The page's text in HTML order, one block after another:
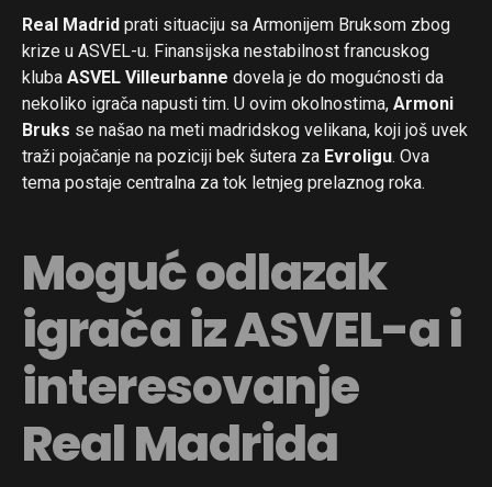
Real Madrid prati situaciju sa Armonijem Bruksom zbog
krize u ASVEL-u. Finansijska nestabilnost francuskog
kluba ASVEL Villeurbanne dovela je do mogućnosti da
nekoliko igrača napusti tim. U ovim okolnostima, Armoni
Bruks se našao na meti madridskog velikana, koji još uvek
traži pojačanje na poziciji bek šutera za Evroligu. Ova
tema postaje centralna za tok letnjeg prelaznog roka.
Moguć odlazak
igrača iz ASVEL-a i
interesovanje
Real Madrida